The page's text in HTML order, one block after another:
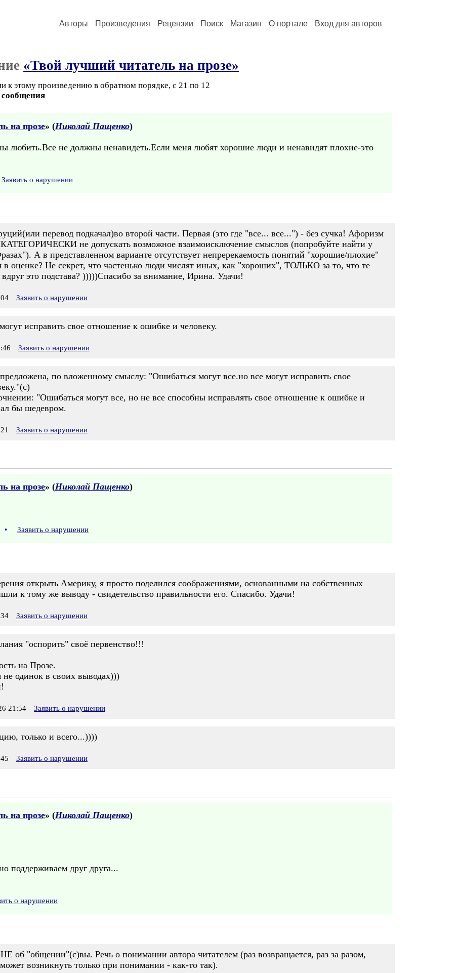
Авторы Произведения Рецензии Поиск Магазин О портале Вход для авторов
«Твой лучший читатель на прозе»
к этому произведению в обратном порядке, с 21 по 12
сообщения
на прозе» (Николай Пащенко)
любить.Все не должны ненавидеть.Если меня любят хорошие люди и ненавидят плохие-это
Заявить о нарушении
перевод подкачал)во второй части. Первая (это где "все... все...") - без сучка! Афоризм
не допускать возможное взаимоисключение смыслов (попробуйте найти у
А в представленном варианте отсутствует непререкаемость понятий "хорошие/плохие"
оценке? Не секрет, что частенько люди числят иных, как "хороших", ТОЛЬКО за то, что те
это подстава? )))))Спасибо за внимание, Ирина. Удачи!
Заявить о нарушении
исправить свое отношение к ошибке и человеку.
Заявить о нарушении
по вложенному смыслу: "Ошибаться могут все.но все могут исправить свое
"Ошибаться могут все, но не все способны исправлять свое отношение к ошибке и
бы шедевром.
Заявить о нарушении
на прозе» (Николай Пащенко)
• Заявить о нарушении
открыть Америку, я просто поделился соображениями, основанными на собственных
к тому же выводу - свидетельство правильности его. Спасибо. Удачи!
Заявить о нарушении
"оспорить" своё первенство!!!
на Прозе.
не одинок в своих выводах)))
21:54 Заявить о нарушении
только и всего...))))
Заявить о нарушении
на прозе» (Николай Пащенко)
поддерживаем друг друга...
о нарушении
об "общении"(с)вы. Речь о понимании автора читателем (раз возвращается, раз за разом,
возникнуть только при понимании - как-то так).